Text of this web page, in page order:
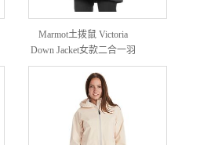
Marmot土拨鼠 Victoria
Down Jacket女款二合一羽
绒服外套